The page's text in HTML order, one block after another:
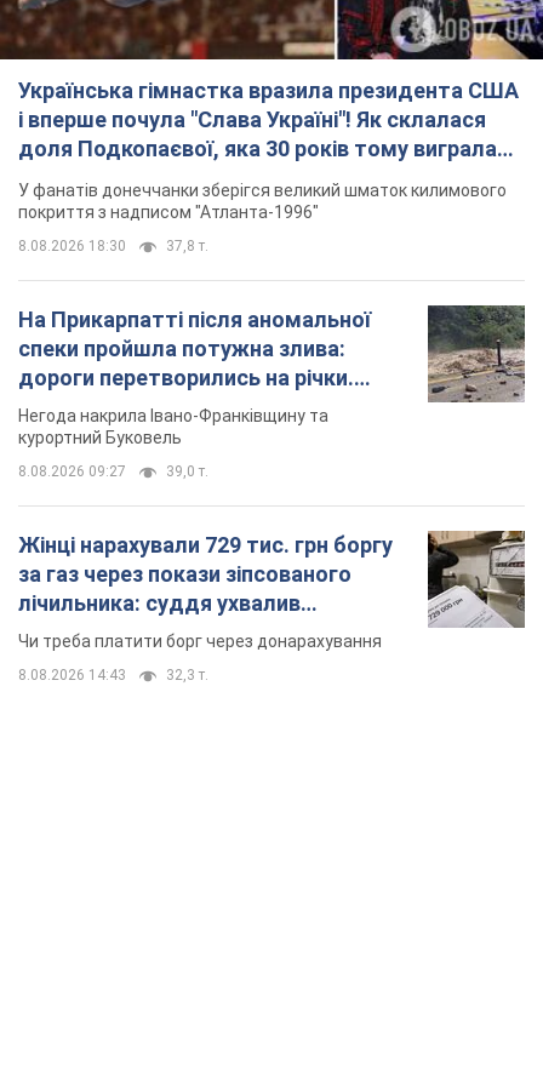
спеки пройшла потужна злива:
дороги перетворились на річки.
Відео
курортний Буковель
8.08.2026 09:27 39,0 т.
Жінці нарахували 729 тис. грн боргу
за газ через покази зіпсованого
8.08.2026 14:43